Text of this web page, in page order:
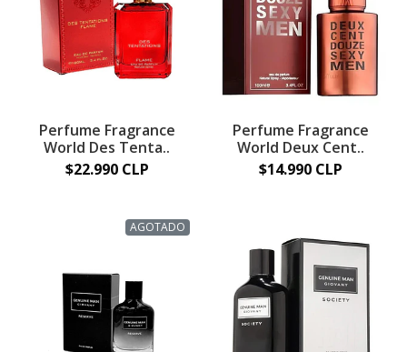
Perfume Fragrance
World Des Tenta..
$22.990 CLP
Perfume Fragrance
World Deux Cent..
$14.990 CLP
AGOTADO